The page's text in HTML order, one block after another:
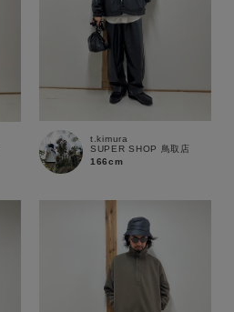
t.kimura
SUPER SHOP 鳥取店
166cm